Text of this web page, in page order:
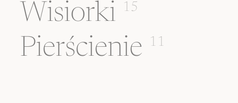
Wisiorki 15
Pierścienie 11